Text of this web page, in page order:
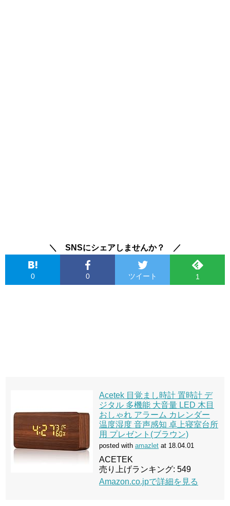
＼ SNSにシェアしませんか？ ／
0 0 ツイート 1
Acetek 目覚まし時計 置時計 デ
ジタル 多機能 大音量 LED 木目
おしゃれ アラーム カレンダー
温度湿度 音声感知 卓上寝室台所
用 プレゼント(ブラウン)
posted with amazlet at 18.04.01
ACETEK
売り上げランキング: 549
Amazon.co.jpで詳細を見る